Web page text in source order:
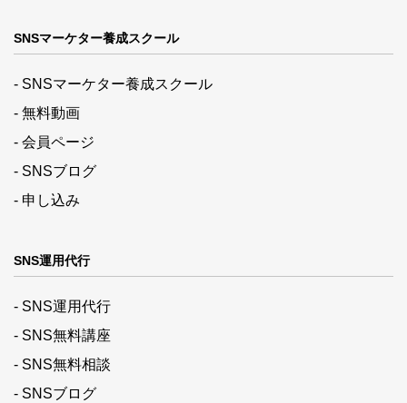
SNSマーケター養成スクール
- SNSマーケター養成スクール
- 無料動画
- 会員ページ
- SNSブログ
- 申し込み
SNS運用代行
- SNS運用代行
- SNS無料講座
- SNS無料相談
- SNSブログ